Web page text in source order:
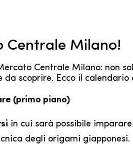
Centrale Milano!
Centrale Milano: non
scoprire. Ecco il calendario
(primo piano)
in cui sarà possibile
degli origami